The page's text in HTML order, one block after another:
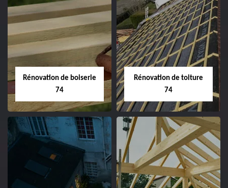
Rénovation de boiserie
74
Rénovation de toiture
74